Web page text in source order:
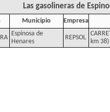
Las gasolineras de
Municipio Empresa
Espinosa de
Henares
REPSOL
km 38)